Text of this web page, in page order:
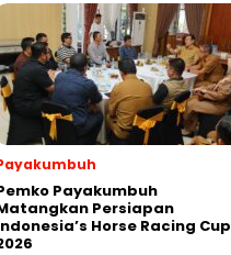
Payakumbuh
Persiapan
Horse Racing Cup